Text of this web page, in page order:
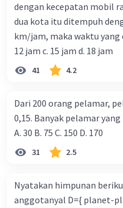
dengan kecepatan mobil
dua kota itu ditempuh
km/jam, maka waktu yang
12 jam c. 15 jam d. 18 jam
41 4.2
Dari 200 orang pelamar,
0,15. Banyak pelamar
A. 30 B. 75 C. 150 D. 170
31 2.5
Nyatakan himpunan
anggotanyal D={ planet-